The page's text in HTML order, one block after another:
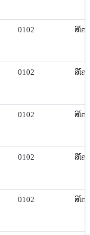
0102 ສີ​ໂຄ
0102 ສີ​ໂຄ
0102 ສີ​ໂຄ
0102 ສີ​ໂຄ
0102 ສີ​ໂຄ